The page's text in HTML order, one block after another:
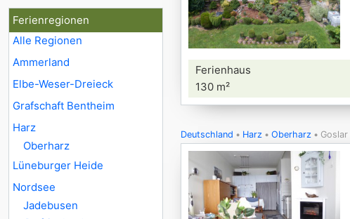
Ferienregionen
Alle Regionen
Ammerland
Elbe-Weser-Dreieck
Grafschaft Bentheim
Harz
Oberharz
Lüneburger Heide
Nordsee
Jadebusen
Ferienhaus
130 m²
Deutschland Harz Oberharz Goslar